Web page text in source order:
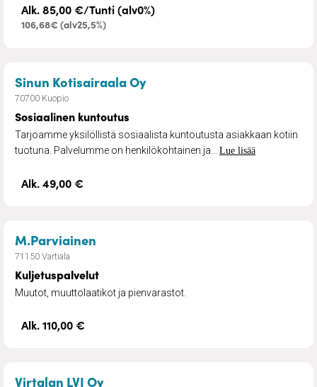
Alk. 85,00 €/Tunti (alv0%)
106,68€ (alv25,5%)
Sinun Kotisairaala Oy– Sosiaalinen kuntoutus
70700 Kuopio
Sosiaalinen kuntoutus
Tarjoamme yksilöllistä sosiaalista kuntoutusta asiakkaan kotiin
tuotuna. Palvelumme on henkilökohtainen ja... Lue lisää
Alk. 49,00 €
M.Parviainen
71150 Vartiala
Kuljetuspalvelut
Muutot, muuttolaatikot ja pienvarastot.
Alk. 110,00 €
Virtalan LVI Oy– LVI-palvelut, puunkaadot